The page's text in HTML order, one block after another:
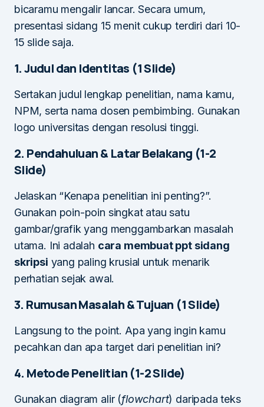
bicaramu mengalir lancar. Secara umum,
presentasi sidang 15 menit cukup terdiri dari 10-
15 slide saja.
1. Judul dan Identitas (1 Slide)
Sertakan judul lengkap penelitian, nama kamu,
NPM, serta nama dosen pembimbing. Gunakan
logo universitas dengan resolusi tinggi.
2. Pendahuluan & Latar Belakang (1-2
Slide)
Jelaskan “Kenapa penelitian ini penting?”.
Gunakan poin-poin singkat atau satu
gambar/grafik yang menggambarkan masalah
utama. Ini adalah cara membuat ppt sidang
skripsi yang paling krusial untuk menarik
perhatian sejak awal.
3. Rumusan Masalah & Tujuan (1 Slide)
Langsung to the point. Apa yang ingin kamu
pecahkan dan apa target dari penelitian ini?
4. Metode Penelitian (1-2 Slide)
Gunakan diagram alir (flowchart) daripada teks